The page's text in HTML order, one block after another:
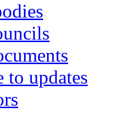
to updates